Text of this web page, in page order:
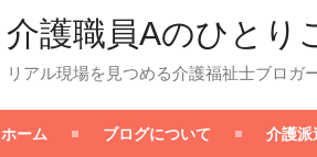
介護職員Aのひとり
リアル現場を見つめる介護福祉士ブロガ
ホーム ブログについて 介護派